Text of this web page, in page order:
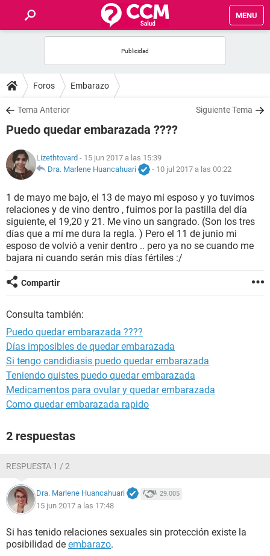
MENU
FOROS
SALUD
NUTRICIÓN
BIENESTAR
SEXUALIDAD
GLOSARIO
Foros Embarazo
Tema Anterior Siguiente Tema
Puedo quedar embarazada ????
Lizethtovard - 15 jun 2017 a las 15:39
Dra. Marlene Huancahuari
- 10 jul 2017 a las 00:22
1 de mayo me bajo, el 13 de mayo mi esposo y yo tuvimos
relaciones y de vino dentro , fuimos por la pastilla del día
siguiente, el 19,20 y 21. Me vino un sangrado. (Son los tres
días que a mí me dura la regla. ) Pero el 11 de junio mi
esposo de volvió a venir dentro .. pero ya no se cuando me
bajara ni cuando serán mis días fértiles :/
Compartir
Consulta también:
Puedo quedar embarazada ????
Días imposibles de quedar embarazada
Si tengo candidiasis puedo quedar embarazada
Teniendo quistes puedo quedar embarazada
Medicamentos para ovular y quedar embarazada
Como quedar embarazada rapido
2 respuestas
RESPUESTA 1 / 2
Dra. Marlene Huancahuari 29.005
15 jun 2017 a las 17:48
Si has tenido relaciones sexuales sin protección existe la
posibilidad de embarazo.